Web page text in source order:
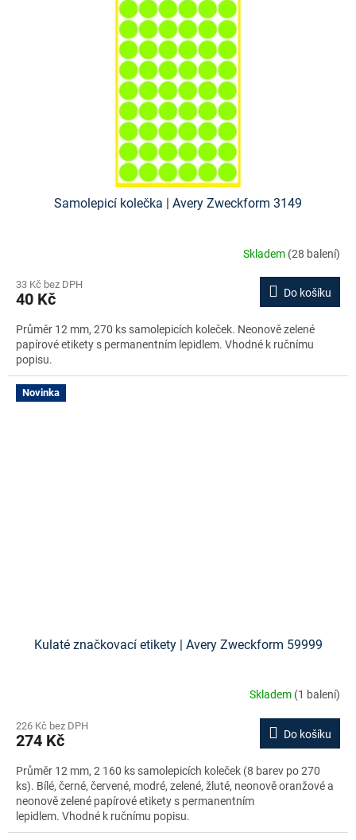
Samolepicí kolečka | Avery Zweckform 3149
Skladem (28 balení)
33 Kč bez DPH
40 Kč Do košíku
Průměr 12 mm, 270 ks samolepicích koleček. Neonově zelené
papírové etikety s permanentním lepidlem. Vhodné k ručnímu
popisu.
Novinka
Kulaté značkovací etikety | Avery Zweckform 59999
Skladem (1 balení)
226 Kč bez DPH
274 Kč Do košíku
Průměr 12 mm, 2 160 ks samolepicích koleček (8 barev po 270
ks). Bílé, černé, červené, modré, zelené, žluté, neonově oranžové a
neonově zelené papírové etikety s permanentním
lepidlem. Vhodné k ručnímu popisu.